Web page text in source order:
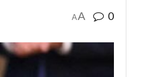
AA 0